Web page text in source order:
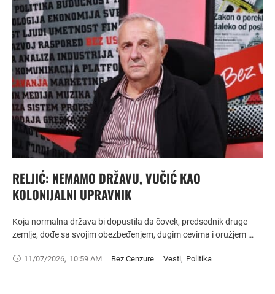
RELJIĆ: NEMAMO DRŽAVU, VUČIĆ KAO
KOLONIJALNI UPRAVNIK
Koja normalna država bi dopustila da čovek, predsednik druge
zemlje, dođe sa svojim obezbeđenjem, dugim cevima i oružjem …
11/07/2026, 10:59 AM Bez Cenzure Vesti, Politika